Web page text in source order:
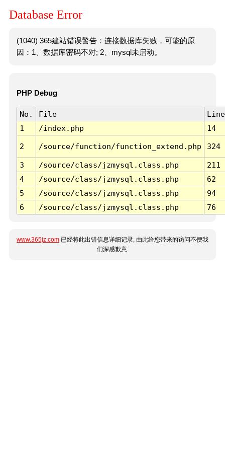
Database Error
(1040) 365建站错误警告：连接数据库失败，可能的原
因：1、数据库密码不对; 2、mysql未启动。
PHP Debug
No. File
Line
1
/index.php 14
2 /source/function/function_extend.php 324
3 /source/class/jzmysql.class.php
211
4
/source/class/jzmysql.class.php
62
5
/source/class/jzmysql.class.php
94
6
/source/class/jzmysql.class.php 76
www.365jz.com 已经将此出错信息详细记录, 由此给您带来的访问不便我
们深感歉意.